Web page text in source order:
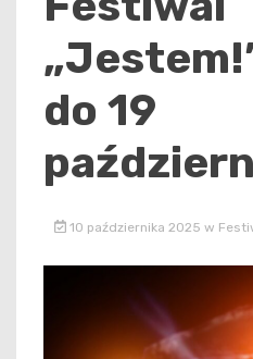
do 19
10 października 2025 w